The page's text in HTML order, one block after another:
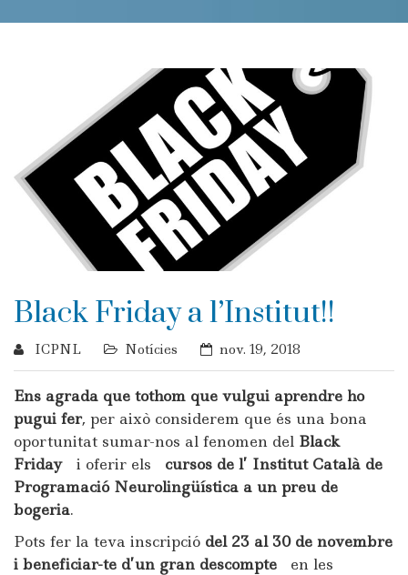
Black Friday a l’Institut!!
ICPNL Notícies nov. 19, 2018
Ens agrada que tothom que vulgui aprendre ho
pugui fer, per això considerem que és una bona
oportunitat sumar-nos al fenomen del Black
Friday i oferir els cursos de l’ Institut Català de
Programació Neurolingüística a un preu de
bogeria.
Pots fer la teva inscripció del 23 al 30 de novembre
i beneficiar-te d’un gran descompte en les